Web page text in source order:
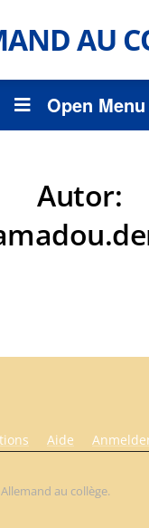
AU
Open Menu
Autor:
Aide
au collège.